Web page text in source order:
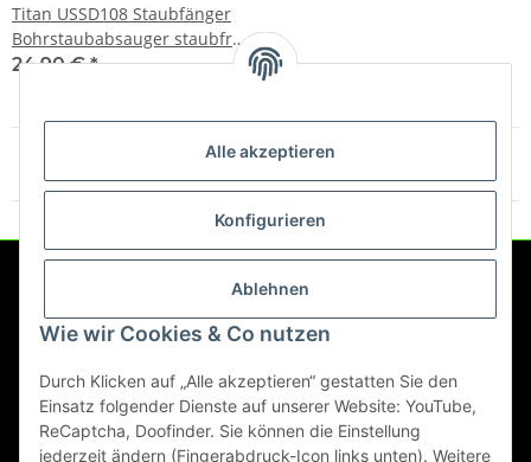
Alle akzeptieren
Konfigurieren
Ablehnen
Wie wir Cookies & Co nutzen
Durch Klicken auf „Alle akzeptieren“ gestatten Sie den
Einsatz folgender Dienste auf unserer Website: YouTube,
ReCaptcha, Doofinder. Sie können die Einstellung
jederzeit ändern (Fingerabdruck-Icon links unten). Weitere
Titan USSD108 Staubfänger
Bohrstaubabsauger staubfrei
bohren
24,90 €*
Artikel 1 - 3 von 3
Gesetzliche Informationen